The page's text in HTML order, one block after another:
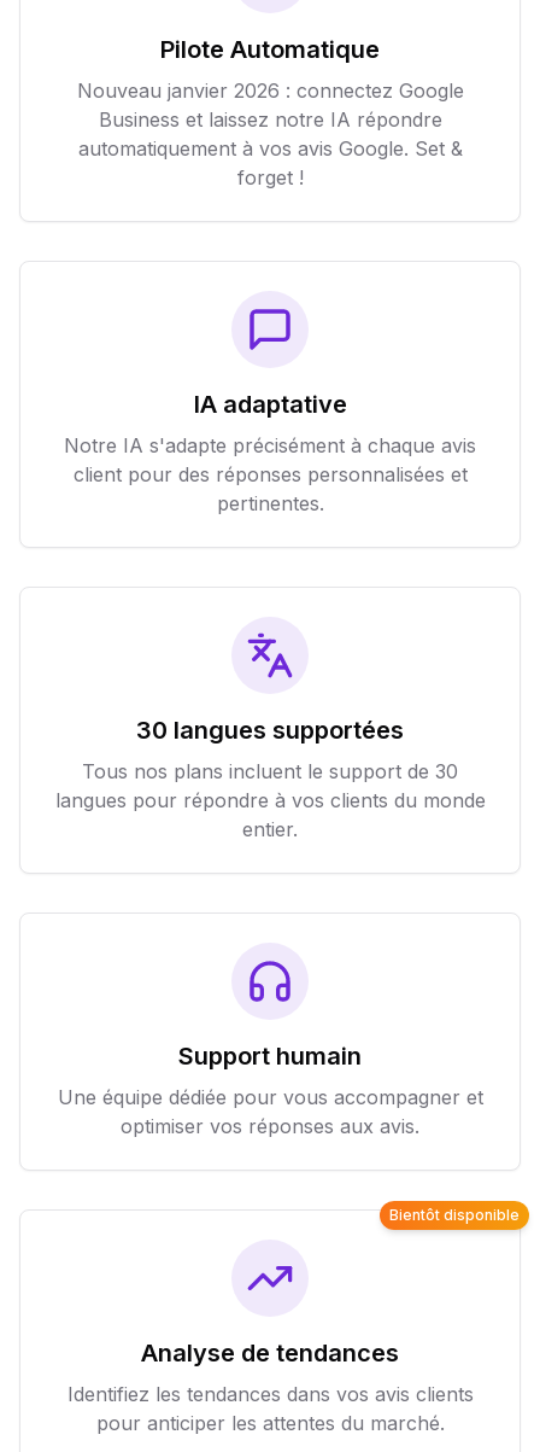
Pilote Automatique
Nouveau janvier 2026 : connectez Google
Business et laissez notre IA répondre
automatiquement à vos avis Google. Set &
forget !
IA adaptative
Notre IA s'adapte précisément à chaque avis
client pour des réponses personnalisées et
pertinentes.
30 langues supportées
Tous nos plans incluent le support de 30
langues pour répondre à vos clients du monde
entier.
Support humain
Une équipe dédiée pour vous accompagner et
optimiser vos réponses aux avis.
Bientôt disponible
Analyse de tendances
Identifiez les tendances dans vos avis clients
pour anticiper les attentes du marché.